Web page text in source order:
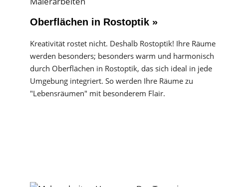
Oberflächen in Rostoptik »
Kreativität rostet nicht. Deshalb Rostoptik! Ihre Räume
werden besonders; besonders warm und harmonisch
durch Oberflächen in Rostoptik, das sich ideal in jede
Umgebung integriert. So werden Ihre Räume zu
"Lebensräumen" mit besonderem Flair.